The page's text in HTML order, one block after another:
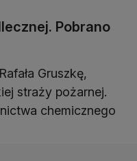
Pobrano
Gruszkę,
straży pożarnej.
chemicznego